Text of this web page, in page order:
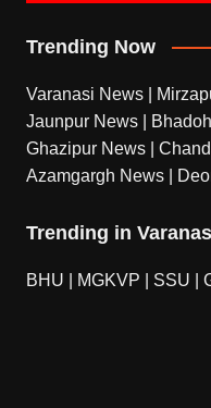
Trending Now
Varanasi News
Jaunpur News
Ghazipur News
Azamgargh News
Trending in
BHU MGKVP SSU